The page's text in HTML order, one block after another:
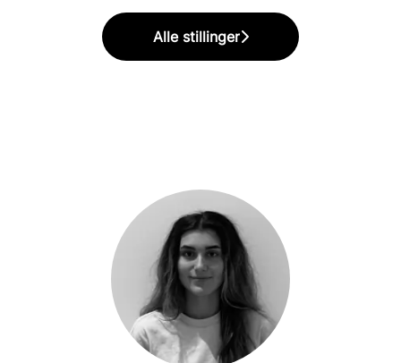
Alle stillinger